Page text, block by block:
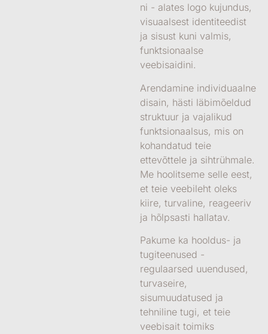
ni - alates logo kujundus,
visuaalsest identiteedist
ja sisust kuni valmis,
funktsionaalse
veebisaidini.
Arendamine individuaalne
disain, hästi läbimõeldud
struktuur ja vajalikud
funktsionaalsus, mis on
kohandatud teie
ettevõttele ja sihtrühmale.
Me hoolitseme selle eest,
et teie veebileht oleks
kiire, turvaline, reageeriv
ja hõlpsasti hallatav.
Pakume ka hooldus- ja
tugiteenused -
regulaarsed uuendused,
turvaseire,
sisumuudatused ja
tehniline tugi, et teie
veebisait toimiks